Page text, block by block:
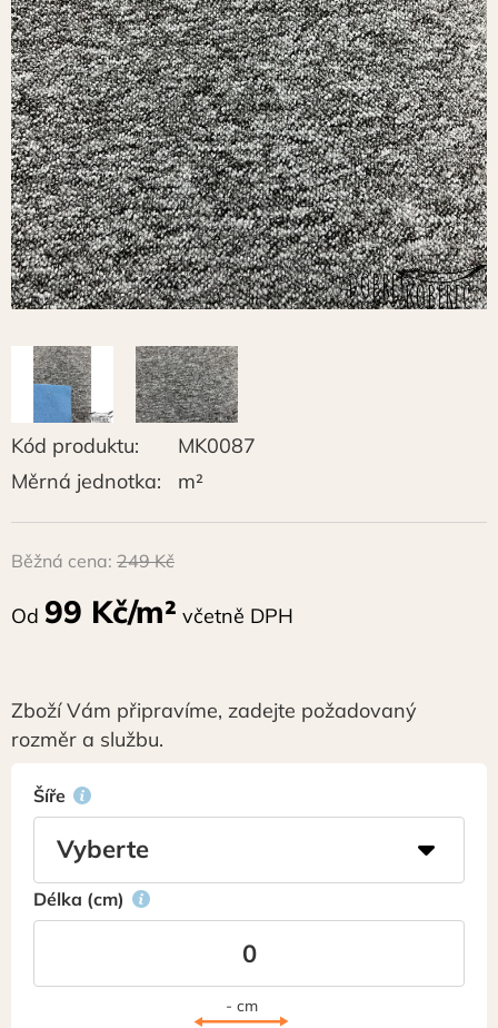
Kód produktu:
MK0087
Měrná jednotka:
m²
Běžná cena: 249 Kč
Od 99 Kč/m² včetně DPH
Zboží Vám připravíme, zadejte požadovaný
rozměr a službu.
Šíře
Délka (cm)
- cm